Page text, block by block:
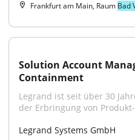
Frankfurt am Main, Raum Bad
Solution Account
Containment
Legrand ist seit über 30
der Erbringung von
Legrand Systems GmbH